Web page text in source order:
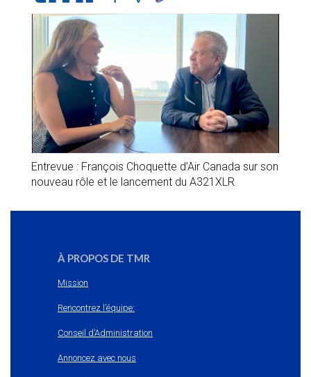
Entrevue : François Choquette d’Air Canada sur son
nouveau rôle et le lancement du A321XLR
À PROPOS DE TMR
Mission
Rencontrez l’équipe:
Conseil d’Administration
Annoncez avec nous